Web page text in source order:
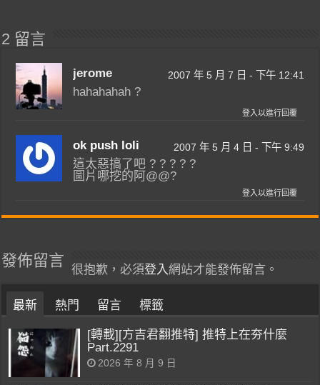
2 留言
jerome 2007 年 5 月 7 日 - 下午 12:41
hahahahah ?
登入以進行回覆
ok push loli 2007 年 5 月 4 日 - 下午 9:49
這太惡搞了吧 ? ? ? ? ?
圖片哪挖的阿@@?
登入以進行回覆
發佈留言
很抱歉，必須登入網站才能發佈留言。
最新 熱門 留言 標籤
[轉載][方吉君翻推特] 推特上在夯什麼
Part.2291
2026 年 8 月 9 日